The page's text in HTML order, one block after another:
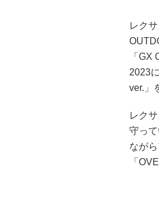
レク
「
2023
ver.」
レク
守っ
なが
「